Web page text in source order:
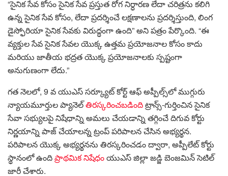
“సైనిక సేవ కోసం సైనిక సేవ ప్రస్తుత రోగ నిర్ధారణ లేదా చరిత్రను కలిగి
ఉన్న సైనిక సేవ కోసం, లేదా ప్రదర్శించే లక్షణాలను ప్రదర్శిస్తుంది, లింగ
డైస్ఫోరియా సైనిక సేవకు విరుద్ధంగా ఉంది” అని పత్రం పేర్కొంది. “ఈ
వ్యక్తుల సేవ సైనిక సేవల యొక్క ఉత్తమ ప్రయోజనాల కోసం కాదు
మరియు జాతీయ భద్రత యొక్క ప్రయోజనాలకు స్పష్టంగా
అనుగుణంగా లేదు.”
గత నెలలో, 9 వ యుఎస్ సర్క్యూట్ కోర్ట్ ఆఫ్ అప్పీల్స్‌లో ముగ్గురు
న్యాయమూర్తుల ప్యానెల్తిరస్కరించబడిందిట్రాన్స్-గుర్తించిన సైనిక
సేవా సభ్యులపై నిషేధాన్ని అమలు చేయడాన్ని తగ్గించే దిగువ కోర్టు
నిర్ణయాన్ని పాజ్ చేయాలన్న ట్రంప్ పరిపాలన చేసిన అభ్యర్థన.
పరిపాలన యొక్క అభ్యర్థనను తిరస్కరించడం ద్వారా, అప్పీలేట్ కోర్టు
స్థానంలో ఉందిప్రాథమిక నిషేధంయుఎస్ జిల్లా జడ్జి బెంజమిన్ సెటిల్
జారీ చేశారు.